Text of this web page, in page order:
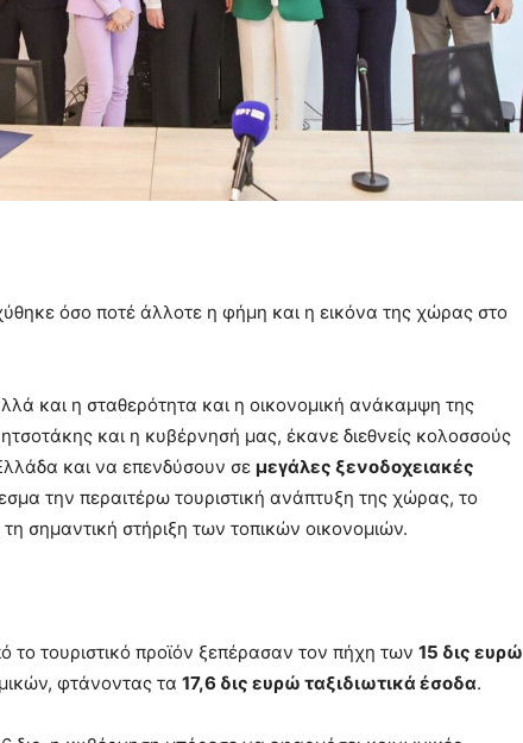
όσο ποτέ άλλοτε η φήμη και η εικόνα της χώρας στο
και η σταθερότητα και η οικονομική ανάκαμψη της
και η κυβέρνησή μας, έκανε διεθνείς κολοσσούς
και να επενδύσουν σε μεγάλες ξενοδοχειακές
την περαιτέρω τουριστική ανάπτυξη της χώρας, το
σημαντική στήριξη των τοπικών οικονομιών.
τουριστικό προϊόν ξεπέρασαν τον πήχη των 15 δις ευρώ
φτάνοντας τα 17,6 δις ευρώ ταξιδιωτικά έσοδα.